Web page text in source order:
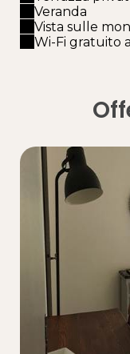
Veranda
Vista sulle
Wi-Fi gratuito